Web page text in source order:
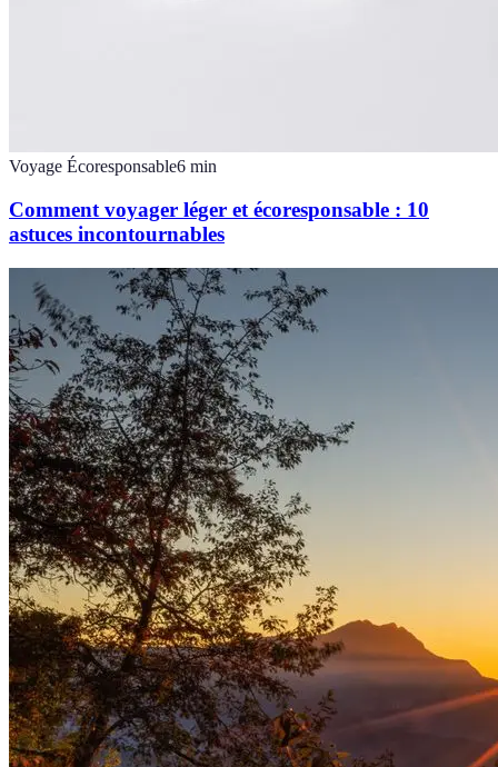
Voyage Écoresponsable6 min
Comment voyager léger et écoresponsable : 10
astuces incontournables